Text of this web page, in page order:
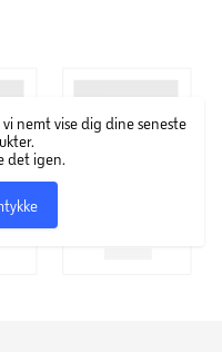
nemt vise dig dine seneste
det igen.